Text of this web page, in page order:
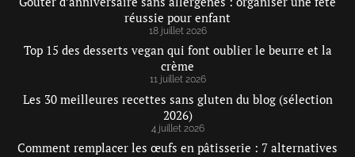
réussie pour enfant
18 juillet 2026
Top 15 des desserts vegan qui font oublier le beurre et la
crème
11 juillet 2026
Les 30 meilleures recettes sans gluten du blog (sélection
2026)
4 juillet 2026
Comment remplacer les œufs en pâtisserie : 7 alternatives